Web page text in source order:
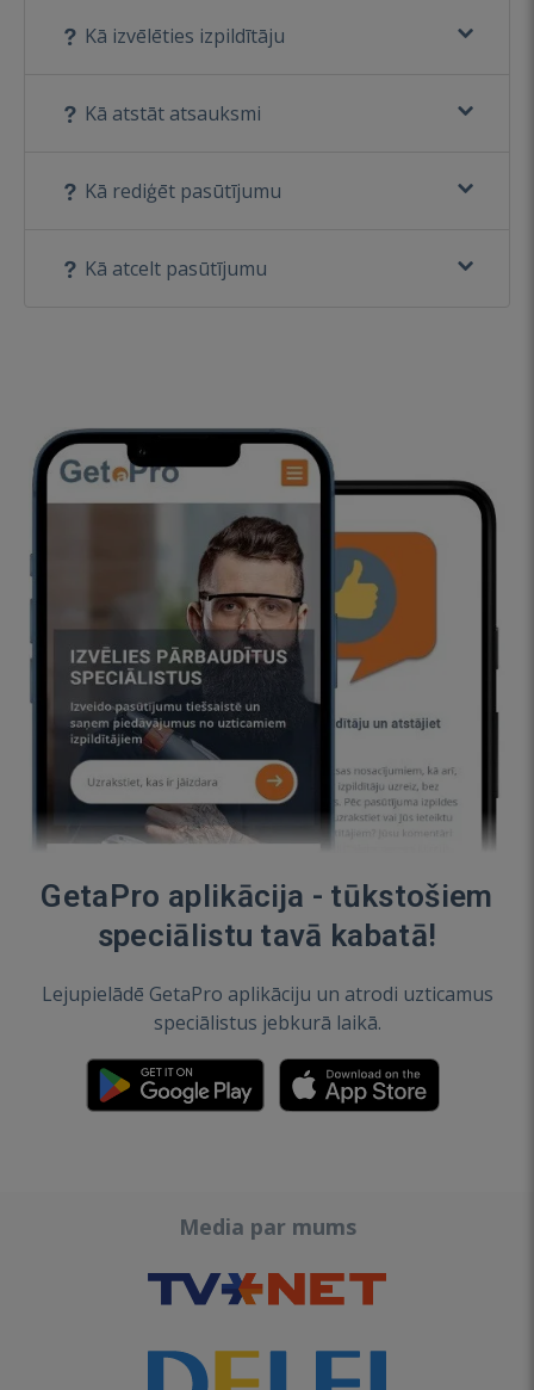
Kā izvēlēties izpildītāju
Kā atstāt atsauksmi
Kā rediģēt pasūtījumu
Kā atcelt pasūtījumu
GetaPro aplikācija - tūkstošiem
speciālistu tavā kabatā!
Lejupielādē GetaPro aplikāciju un atrodi uzticamus
speciālistus jebkurā laikā.
Media par mums